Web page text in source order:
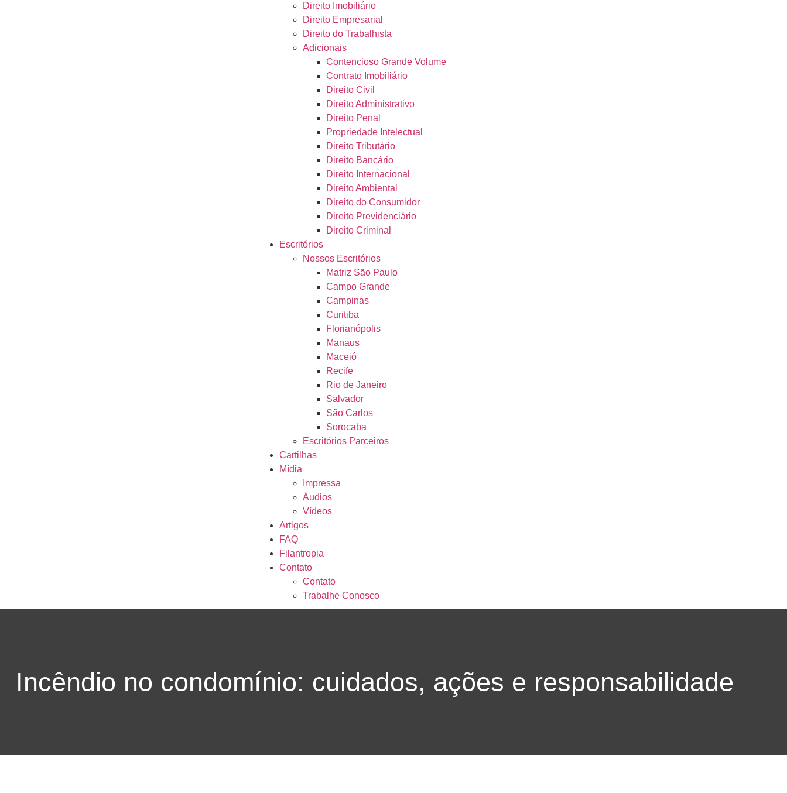
Direito Imobiliário
Direito Empresarial
Direito do Trabalhista
Adicionais
Contencioso Grande Volume
Contrato Imobiliário
Direito Civil
Direito Administrativo
Direito Penal
Propriedade Intelectual
Direito Tributário
Direito Bancário
Direito Internacional
Direito Ambiental
Direito do Consumidor
Direito Previdenciário
Direito Criminal
Escritórios
Nossos Escritórios
Matriz São Paulo
Campo Grande
Campinas
Curitiba
Florianópolis
Manaus
Maceió
Recife
Rio de Janeiro
Salvador
São Carlos
Sorocaba
Escritórios Parceiros
Cartilhas
Mídia
Impressa
Áudios
Vídeos
Artigos
FAQ
Filantropia
Contato
Contato
Trabalhe Conosco
Incêndio no condomínio: cuidados, ações e responsabilidade